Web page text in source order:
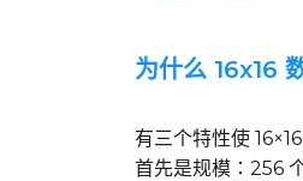
为什么 16x16
有三个特性使
首先是规模：256